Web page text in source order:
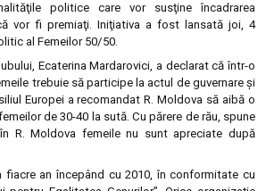
politice care vor susţine încadrarea
vor fi premiaţi. Iniţiativa a fost lansată joi, 4
al Femeilor 50/50.
Ecaterina Mardarovici, a declarat că într-o
trebuie să participe la actul de guvernare şi
Europei a recomandat R. Moldova să aibă o
de 30-40 la sută. Cu părere de rău, spune
R. Moldova femeile nu sunt apreciate după
fiacre an începând cu 2010, în conformitate cu